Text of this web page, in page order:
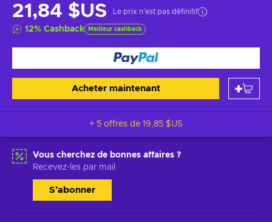
21,84 $US Le prix n'est pas définitif
12% Cashback Meilleur cashback
Acheter maintenant
+ 5 offres de 19,85 $US
Vous cherchez de bonnes affaires ?
Recevez-les par mail
S’abonner